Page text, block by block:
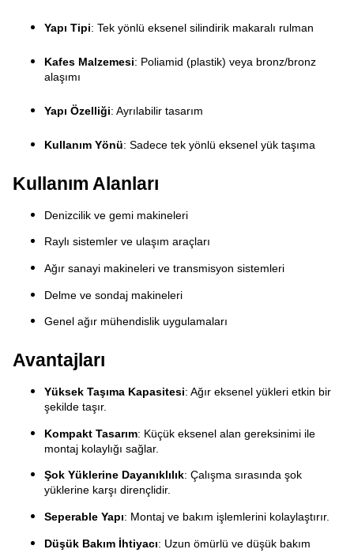
Yapı Tipi: Tek yönlü eksenel silindirik makaralı rulman
Kafes Malzemesi: Poliamid (plastik) veya bronz/bronz
alaşımı
Yapı Özelliği: Ayrılabilir tasarım
Kullanım Yönü: Sadece tek yönlü eksenel yük taşıma
Kullanım Alanları
Denizcilik ve gemi makineleri
Raylı sistemler ve ulaşım araçları
Ağır sanayi makineleri ve transmisyon sistemleri
Delme ve sondaj makineleri
Genel ağır mühendislik uygulamaları
Avantajları
Yüksek Taşıma Kapasitesi: Ağır eksenel yükleri etkin bir
şekilde taşır.
Kompakt Tasarım: Küçük eksenel alan gereksinimi ile
montaj kolaylığı sağlar.
Şok Yüklerine Dayanıklılık: Çalışma sırasında şok
yüklerine karşı dirençlidir.
Seperable Yapı: Montaj ve bakım işlemlerini kolaylaştırır.
Düşük Bakım İhtiyacı: Uzun ömürlü ve düşük bakım